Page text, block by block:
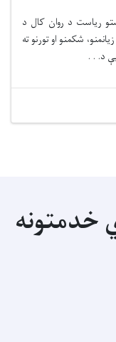
رياست د روان کال د
شکمنو او تورنو ته
د. . .
خدمتونه